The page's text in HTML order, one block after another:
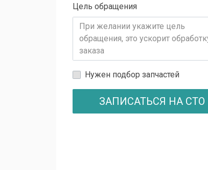
Цель обращения
Нужен подбор запчастей
ЗАПИСАТЬСЯ НА СТО